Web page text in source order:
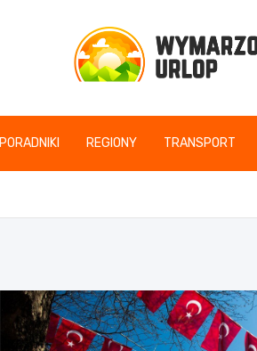
PORADNIKI REGIONY TRANSPORT